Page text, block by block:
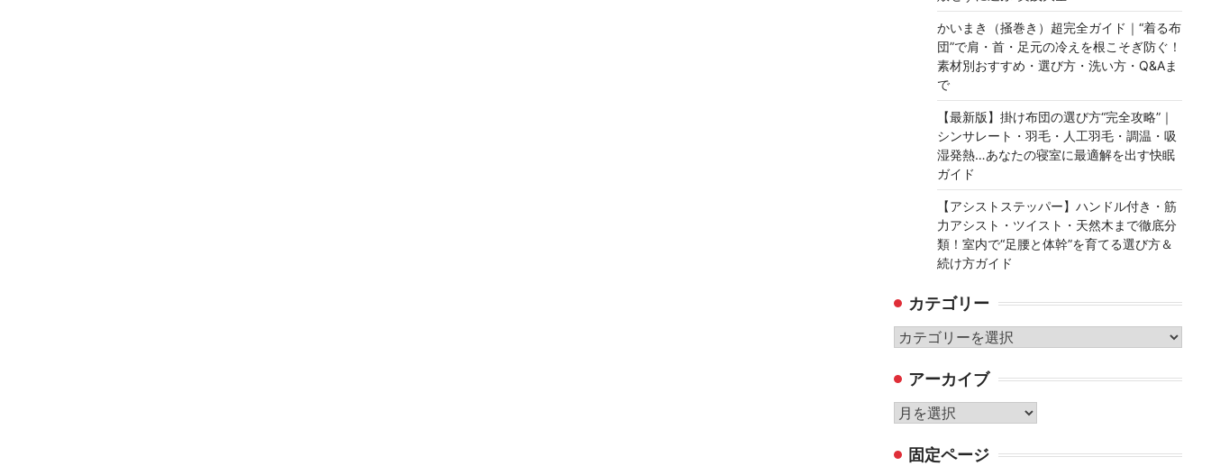
かいまき（掻巻き）超完全ガイド｜“着る布
団”で肩・首・足元の冷えを根こそぎ防ぐ！
素材別おすすめ・選び方・洗い方・Q&Aま
で
【最新版】掛け布団の選び方“完全攻略”｜
シンサレート・羽毛・人工羽毛・調温・吸
湿発熱…あなたの寝室に最適解を出す快眠
ガイド
【アシストステッパー】ハンドル付き・筋
力アシスト・ツイスト・天然木まで徹底分
類！室内で“足腰と体幹”を育てる選び方＆
続け方ガイド
カテゴリー
カ
ゴ
リ
ー
アーカイブ
ア
カ 固定ページ